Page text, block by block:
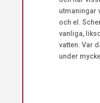
utmaningar
och el.
vanliga,
vatten. Var
under